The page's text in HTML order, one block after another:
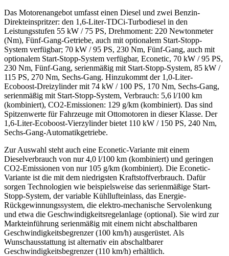
Das Motorenangebot umfasst einen Diesel und zwei Benzin-
Direkteinspritzer: den 1,6-Liter-TDCi-Turbodiesel in den
Leistungsstufen 55 kW / 75 PS, Drehmoment: 220 Newtonmeter
(Nm), Fünf-Gang-Getriebe, auch mit optionalem Start-Stopp-
System verfügbar; 70 kW / 95 PS, 230 Nm, Fünf-Gang, auch mit
optionalem Start-Stopp-System verfügbar, Econetic, 70 kW / 95 PS,
230 Nm, Fünf-Gang, serienmäßig mit Start-Stopp-System, 85 kW /
115 PS, 270 Nm, Sechs-Gang. Hinzukommt der 1,0-Liter-
Ecoboost-Dreizylinder mit 74 kW / 100 PS, 170 Nm, Sechs-Gang,
serienmäßig mit Start-Stopp-System, Verbrauch: 5,6 l/100 km
(kombiniert), CO2-Emissionen: 129 g/km (kombiniert). Das sind
Spitzenwerte für Fahrzeuge mit Ottomotoren in dieser Klasse. Der
1,6-Liter-Ecoboost-Vierzylinder bietet 110 kW / 150 PS, 240 Nm,
Sechs-Gang-Automatikgetriebe.
Zur Auswahl steht auch eine Econetic-Variante mit einem
Dieselverbrauch von nur 4,0 l/100 km (kombiniert) und geringen
CO2-Emissionen von nur 105 g/km (kombiniert). Die Econetic-
Variante ist die mit dem niedrigsten Kraftstoffverbrauch. Dafür
sorgen Technologien wie beispielsweise das serienmäßige Start-
Stopp-System, der variable Kühllufteinlass, das Energie-
Rückgewinnungssystem, die elektro-mechanische Servolenkung
und etwa die Geschwindigkeitsregelanlage (optional). Sie wird zur
Markteinführung serienmäßig mit einem nicht abschaltbaren
Geschwindigkeitsbegrenzer (100 km/h) ausgerüstet. Als
Wunschausstattung ist alternativ ein abschaltbarer
Geschwindigkeitsbegrenzer (110 km/h) erhältlich.